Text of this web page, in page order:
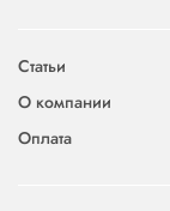
Статьи
О компании
Оплата